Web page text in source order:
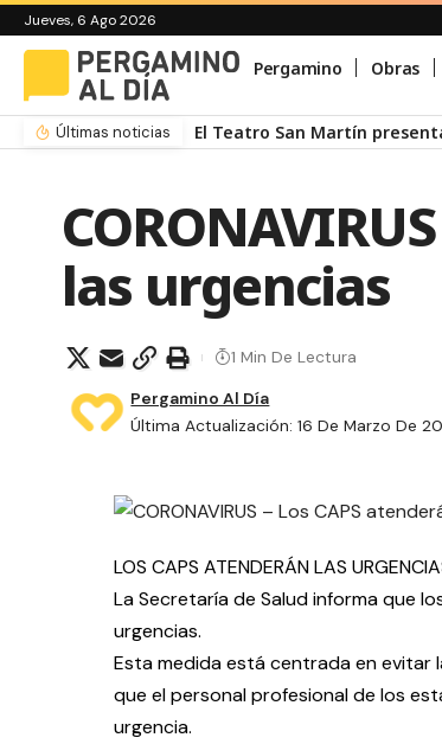
Jueves, 6 Ago 2026
Pergamino Obras
Últimas noticias
las urgencias
Última Actualización: 16 De Marzo De
Pergamino Al Día
1 Min De Lectura
LOS CAPS ATENDERÁN LAS
La Secretaría de Salud informa que
urgencias.
Esta medida está centrada en evitar
que el personal profesional de los
urgencia.